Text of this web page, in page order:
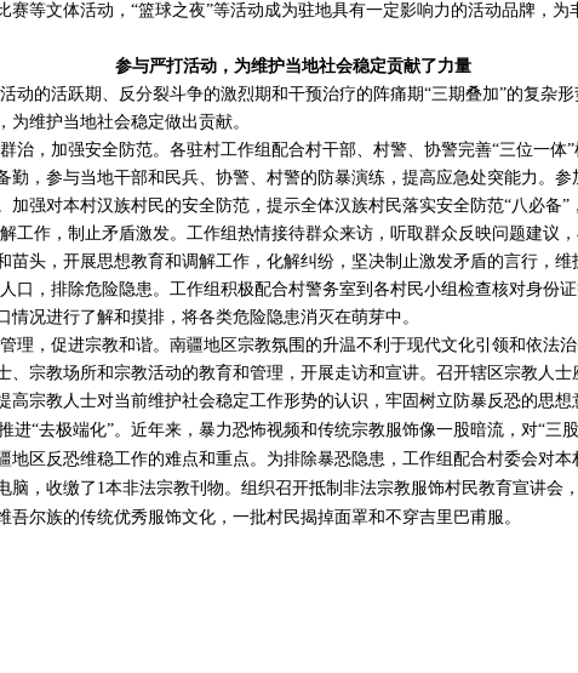
赛等文体活动，“篮球之夜”等活动成为驻地具有一定影响力的活动品牌，为
参与严打活动，为维护当地社会稳定贡献了力量
动的活跃期、反分裂斗争的激烈期和干预治疗的阵痛期“三期叠加”的复杂
为维护当地社会稳定做出贡献。
群治，加强安全防范。各驻村工作组配合村干部、村警、协警完善“三位一体
勤，参与当地干部和民兵、协警、村警的防暴演练，提高应急处突能力。
加强对本村汉族村民的安全防范，提示全体汉族村民落实安全防范“八必备”
解工作，制止矛盾激发。工作组热情接待群众来访，听取群众反映问题建议
苗头，开展思想教育和调解工作，化解纠纷，坚决制止激发矛盾的言行，维
人口，排除危险隐患。工作组积极配合村警务室到各村民小组检查核对身份
情况进行了解和摸排，将各类危险隐患消灭在萌芽中。
管理，促进宗教和谐。南疆地区宗教氛围的升温不利于现代文化引领和依法
、宗教场所和宗教活动的教育和管理，开展走访和宣讲。召开辖区宗教人
高宗教人士对当前维护社会稳定工作形势的认识，牢固树立防暴反恐的思想
推进“去极端化”。近年来，暴力恐怖视频和传统宗教服饰像一股暗流，对“三
地区反恐维稳工作的难点和重点。为排除暴恐隐患，工作组配合村委会对
脑，收缴了1本非法宗教刊物。组织召开抵制非法宗教服饰村民教育宣讲会
吾尔族的传统优秀服饰文化，一批村民揭掉面罩和不穿吉里巴甫服。